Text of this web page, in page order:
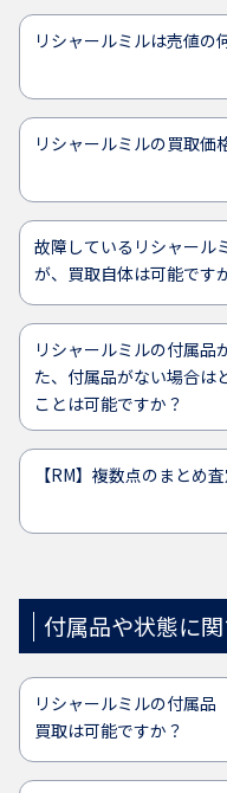
リシャールミルは売値の
リシャールミルの買取価
故障しているリシャール
が、買取自体は可能です
リシャールミルの付属品
た、付属品がない場合は
ことは可能ですか？
【RM】複数点のまとめ
付属品や状態に
リシャールミルの付属品
買取は可能ですか？